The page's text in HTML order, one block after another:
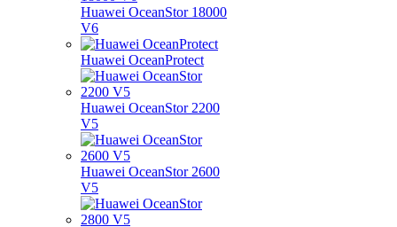
Huawei OceanStor 18000
V6
Huawei OceanProtect
Huawei OceanStor 2200
V5
Huawei OceanStor 2600
V5